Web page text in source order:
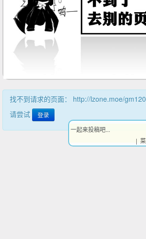
找不到请求的页面： http://lzone.moe/
请尝试
登录
一起来投稿吧...
|